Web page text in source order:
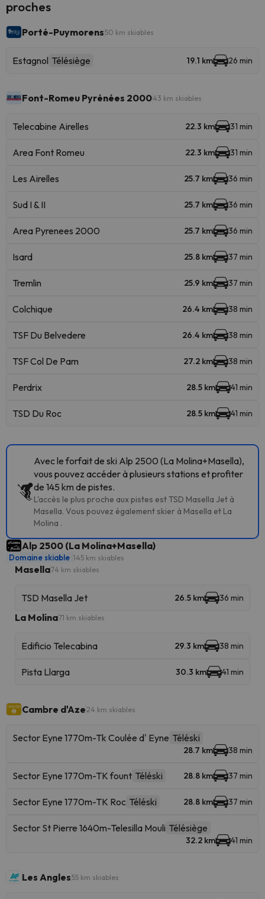
proches
Porté-Puymorens 50 km skiables
Estagnol Télésiège 19.1 km 26 min
Font-Romeu Pyrénées 200043 km skiables
Telecabine Airelles 22.3 km 31 min
Area Font Romeu 22.3 km 31 min
Les Airelles 25.7 km 36 min
Sud I & II 25.7 km 36 min
Area Pyrenees 2000 25.7 km 36 min
Isard 25.8 km 37 min
Tremlin 25.9 km 37 min
Colchique 26.4 km 38 min
TSF Du Belvedere 26.4 km 38 min
TSF Col De Pam 27.2 km 38 min
Perdrix 28.5 km 41 min
TSD Du Roc 28.5 km 41 min
Avec le forfait de ski Alp 2500 (La Molina+Masella),
vous pouvez accéder à plusieurs stations et profiter
de 145 km de pistes.
L'accès le plus proche aux pistes est TSD Masella Jet à
Masella. Vous pouvez également skier à Masella et La
Molina .
Alp 2500 (La Molina+Masella)
Domaine skiable 145 km skiables
Masella74 km skiables
TSD Masella Jet 26.5 km 36 min
La Molina71 km skiables
Edificio Telecabina 29.3 km 38 min
Pista Llarga 30.3 km 41 min
Cambre d'Aze 24 km skiables
Sector Eyne 1770m-Tk Coulée d' Eyne Téléski
28.7 km 38 min
Sector Eyne 1770m-TK fount Téléski 28.8 km 37 min
Sector Eyne 1770m-TK Roc Téléski 28.8 km 37 min
Sector St Pierre 1640m-Telesilla Mouli Télésiège
32.2 km 41 min
Les Angles 55 km skiables